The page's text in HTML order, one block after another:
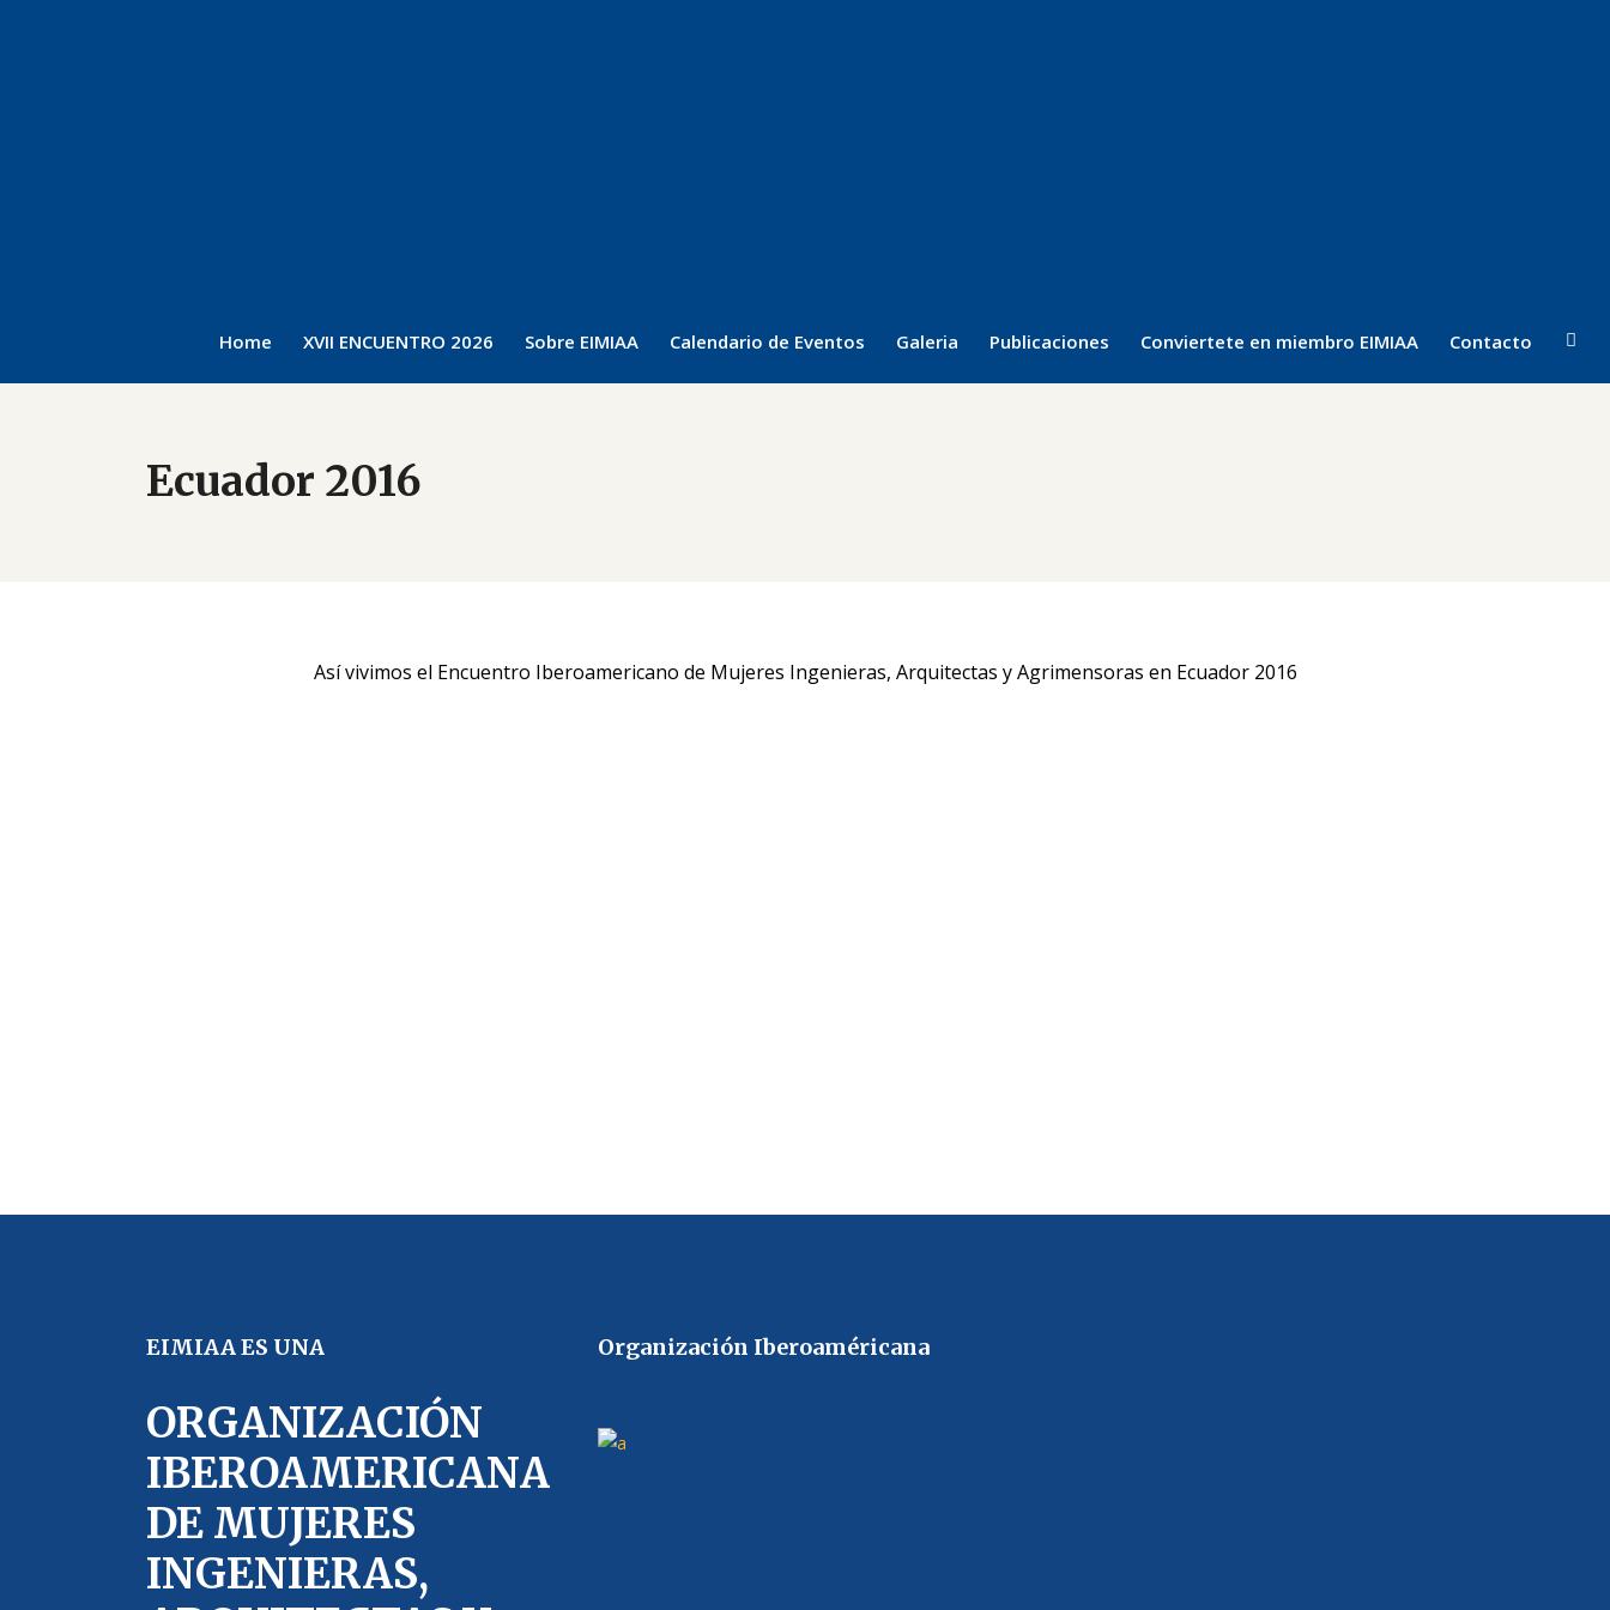
Home XVII ENCUENTRO 2026 Sobre EIMIAA Calendario de Eventos Galeria Publicaciones Conviertete en miembro EIMIAA Contacto
Ecuador 2016
Así vivimos el Encuentro Iberoamericano de Mujeres Ingenieras, Arquitectas y Agrimensoras en Ecuador 2016
EIMIAA ES UNA
ORGANIZACIÓN
IBEROAMERICANA
DE MUJERES
INGENIERAS,
Organización Iberoaméricana